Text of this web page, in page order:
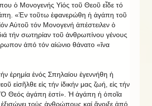
ὁ Μονογενής Υἱός τοῦ Θεοῦ εἶδε τό
«Ἐν τοῦτω ἐφανερώθη ἡ ἀγάπη τοῦ
Αὐτοῦ τόν Μονογενή ἀπέστειλεν ὁ
τήν σωτηρίαν τοῦ ἀνθρωπίνου γένους
ἀπό τόν αἰώνιο θάνατο «ἵνα
ἐρημία ἑνός Σπηλαίου ἐγεννήθη ἡ
εἰσῆλθε εἰς τήν ἰδικήν μας ζωή, εἰς τήν
Θεός ἀγάπη ἐστί». Ἡ ἀγάπη ἡ ὁποῖα
ἐξισώνει τούς ἀνθρώπους καί ἄνοιξε ἀπό